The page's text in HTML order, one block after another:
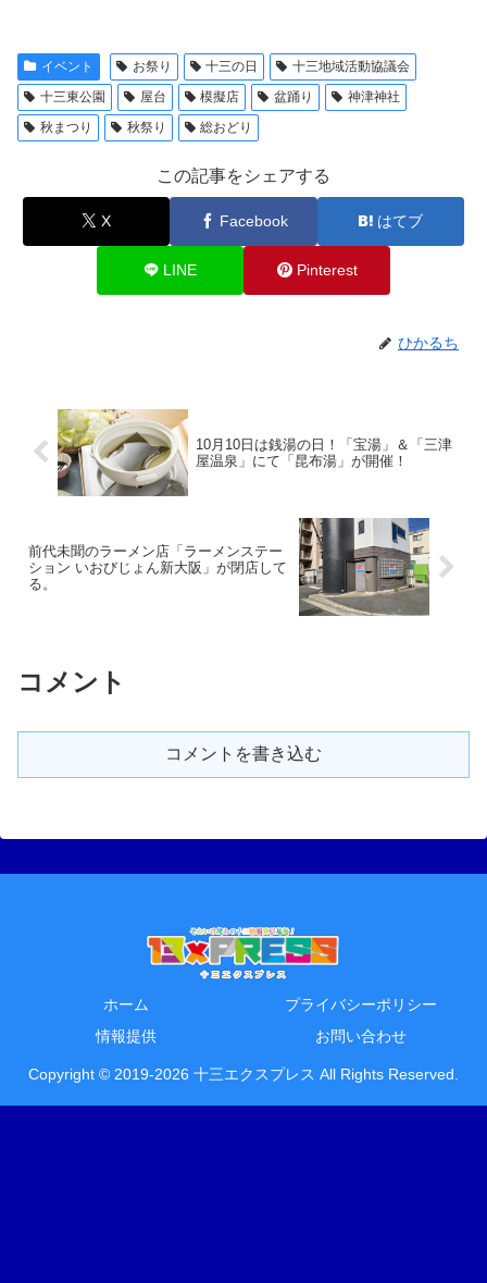
イベント お祭り 十三の日
十三地域活動協議会
十三東公園
屋台 模擬店 盆踊り
神津神社
秋まつり
秋祭り 総おどり
この記事をシェアする
X Facebook はてブ
LINE Pinterest
ひかるち
10月10日は銭湯の日！「宝湯」＆「三津
屋温泉」にて「昆布湯」が開催！
前代未聞のラーメン店「ラーメンステー
ション いおびじょん新大阪」が閉店して
る。
コメント
コメントを書き込む
ホーム
プライバシーポリシー
情報提供
お問い合わせ
Copyright © 2019-2026 十三エクスプレス All Rights Reserved.